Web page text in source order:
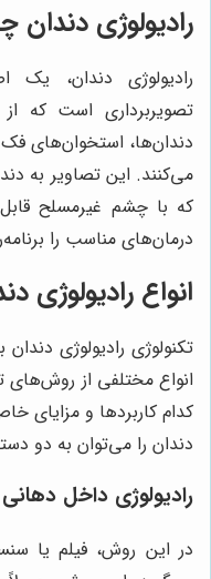
رادیولوژی
رادیولوژی دندان،
تصویربرداری است که
دندان‌ها، استخوان‌های
می‌کنند. این تصاویر به
که با چشم غیرمسلح
درمان‌های مناسب را
انواع رادیولوژی
تکنولوژی رادیولوژی
انواع مختلفی از
کدام کاربردها و مزایای
دندان را می‌توان به دو
رادیولوژی داخل دهانی
در این روش، فیلم یا